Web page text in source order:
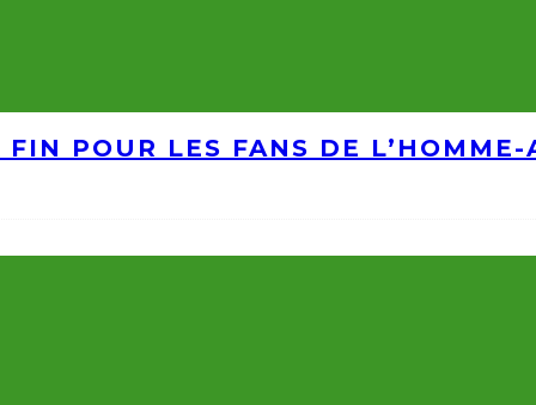
POUR LES FANS DE L’HOMME-